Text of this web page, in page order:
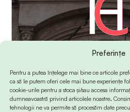
Preferințe
Pentru a putea înțelege mai bine ce articole
ca să le putem oferi cele mai bune experiențe
cookie-urile pentru a stoca și/sau accesa
dumneavoastră privind articolele noastre.
tehnologii ne va permite să procesăm date